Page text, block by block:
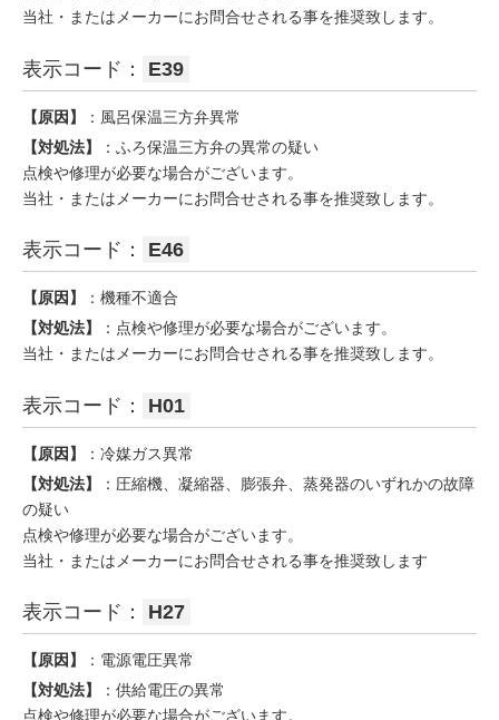
当社・またはメーカーにお問合せされる事を推奨致します。
表示コード： E39
【原因】
：風呂保温三方弁異常
【対処法】
：ふろ保温三方弁の異常の疑い
点検や修理が必要な場合がございます。
当社・またはメーカーにお問合せされる事を推奨致します。
表示コード： E46
【原因】
：機種不適合
【対処法】
：点検や修理が必要な場合がございます。
当社・またはメーカーにお問合せされる事を推奨致します。
表示コード： H01
【原因】
：冷媒ガス異常
【対処法】
：圧縮機、凝縮器、膨張弁、蒸発器のいずれかの故障
の疑い
点検や修理が必要な場合がございます。
当社・またはメーカーにお問合せされる事を推奨致します
表示コード： H27
【原因】
：電源電圧異常
【対処法】
：供給電圧の異常
点検や修理が必要な場合がございます。